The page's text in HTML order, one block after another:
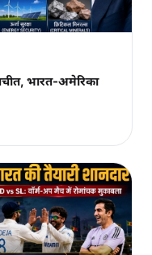
भारत-अमेरिका